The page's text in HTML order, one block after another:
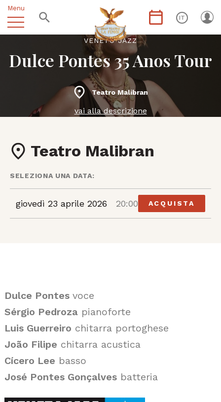
Menu
IT
VENETO JAZZ
Dulce Pontes 35 Anos Tour
Teatro Malibran
vai alla descrizione
Teatro Malibran
SELEZIONA UNA DATA:
giovedì 23 aprile 2026 20:00 ACQUISTA
Dulce Pontes voce
Sérgio Pedroza pianoforte
Luis Guerreiro chitarra portoghese
João Filipe chitarra acustica
Cícero Lee basso
José Pontes Gonçalves batteria